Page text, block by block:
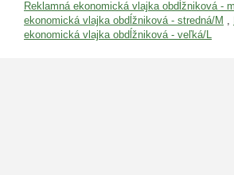
Reklamná ekonomická vlajka obdĺžniková -
ekonomická vlajka obdĺžniková - stredná/M ,
ekonomická vlajka obdĺžniková - veľká/L